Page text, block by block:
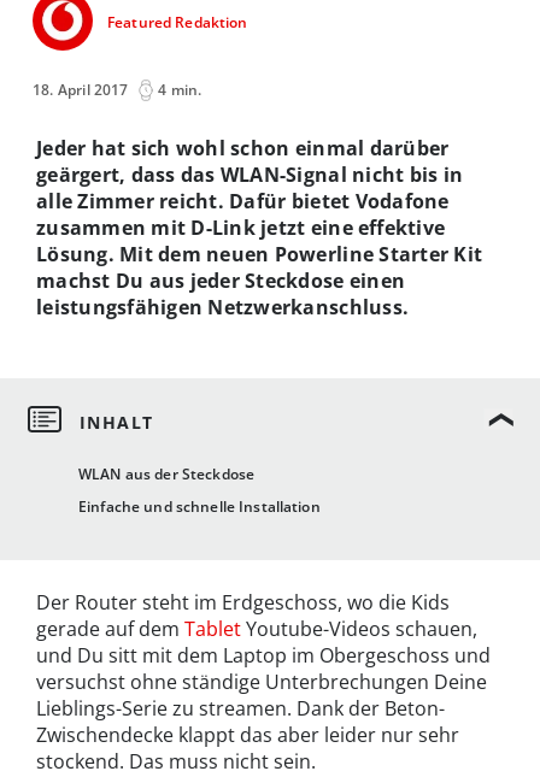
Featured Redaktion
18. April 2017 4 min.
WLAN aus der Steckdose
Einfache und schnelle Installation
Jeder hat sich wohl schon einmal darüber
geärgert, dass das WLAN-Signal nicht bis in
alle Zimmer reicht. Dafür bietet Vodafone
zusammen mit D-Link jetzt eine effektive
Lösung. Mit dem neuen Powerline Starter Kit
machst Du aus jeder Steckdose einen
leistungsfähigen Netzwerkanschluss.
Der Router steht im Erdgeschoss, wo die Kids
gerade auf dem TabletYoutube-Videos schauen,
und Du sitt mit dem Laptop im Obergeschoss und
versuchst ohne ständige Unterbrechungen Deine
Lieblings-Serie zu streamen. Dank der Beton-
Zwischendecke klappt das aber leider nur sehr
stockend. Das muss nicht sein.